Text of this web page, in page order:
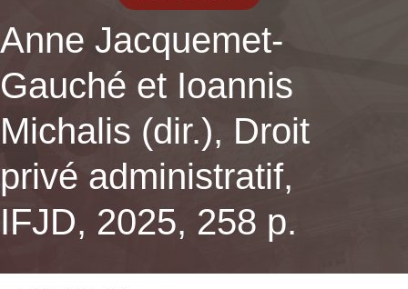
Anne Jacquemet-
Gauché et Ioannis
Michalis (dir.), Droit
privé administratif,
IFJD, 2025, 258 p.